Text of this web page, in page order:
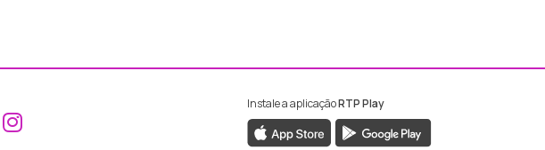
Aceder ao Facebook da RTP Madeira
Aceder ao Instagram da RTP Madeira
Instale a aplicaçãoRTP Play